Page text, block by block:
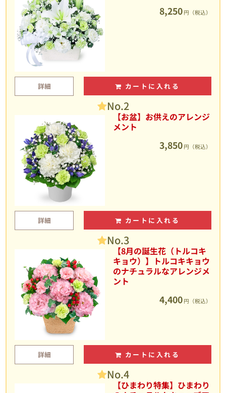
8,250 円（税込）
詳細 カートに入れる
No.2
【お盆】お供えのアレンジ
メント
3,850 円（税込）
詳細 カートに入れる
No.3
【8月の誕生花（トルコキ
キョウ）】トルコキキョウ
のナチュラルなアレンジメ
ント
4,400 円（税込）
詳細 カートに入れる
No.4
【ひまわり特集】ひまわり